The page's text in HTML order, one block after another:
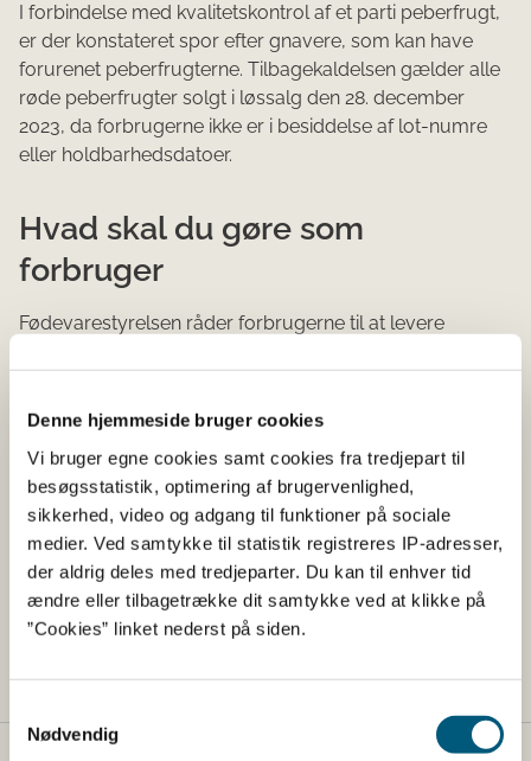
Denne hjemmeside bruger cookies
Vi bruger egne cookies samt cookies fra tredjepart til
besøgsstatistik, optimering af brugervenlighed,
sikkerhed, video og adgang til funktioner på sociale
medier. Ved samtykke til statistik registreres IP-adresser,
der aldrig deles med tredjeparter. Du kan til enhver tid
ændre eller tilbagetrække dit samtykke ved at klikke på
”Cookies” linket nederst på siden.
Nødvendig
I forbindelse med kvalitetskontrol af et parti peberfrugt,
er der konstateret spor efter gnavere, som kan have
forurenet peberfrugterne. Tilbagekaldelsen gælder alle
røde peberfrugter solgt i løssalg den 28. december
2023, da forbrugerne ikke er i besiddelse af lot-numre
eller holdbarhedsdatoer.
Hvad skal du gøre som
forbruger
Fødevarestyrelsen råder forbrugerne til at levere
Hvem tilbagekalder produktet
Rema Distribution A/S
Marsallé 32
8700 Horsens